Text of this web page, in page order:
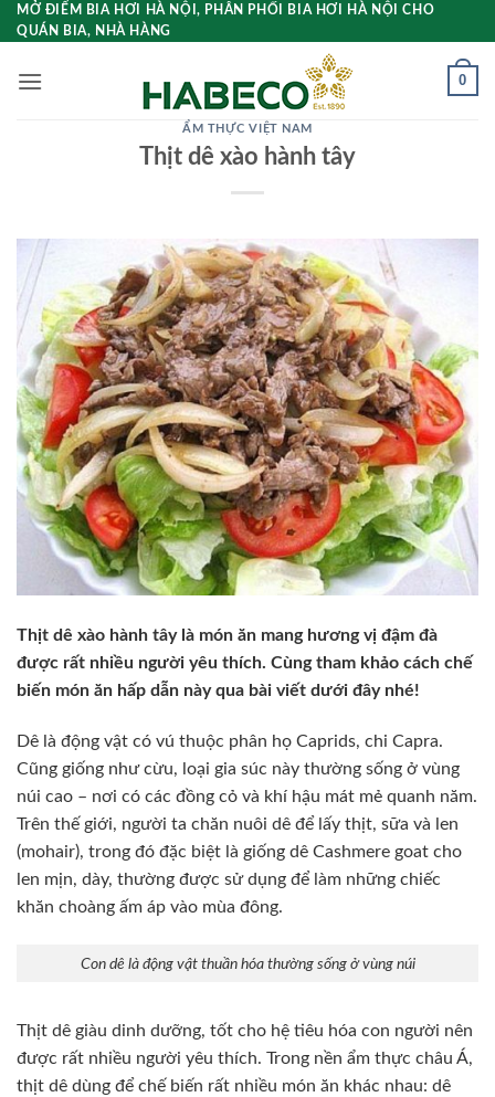
Bỏ
qua
dung
MỞ ĐIỂM BIA HƠI HÀ NỘI, PHÂN PHỐI BIA HƠI HÀ NỘI CHO
QUÁN BIA, NHÀ HÀNG
0
ẨM THỰC VIỆT NAM
Thịt dê xào hành tây
Thịt dê xào hành tây là món ăn mang hương vị đậm đà
được rất nhiều người yêu thích. Cùng tham khảo cách chế
biến món ăn hấp dẫn này qua bài viết dưới đây nhé!
Dê là động vật có vú thuộc phân họ Caprids, chi Capra.
Cũng giống như cừu, loại gia súc này thường sống ở vùng
núi cao – nơi có các đồng cỏ và khí hậu mát mẻ quanh năm.
Trên thế giới, người ta chăn nuôi dê để lấy thịt, sữa và len
(mohair), trong đó đặc biệt là giống dê Cashmere goat cho
len mịn, dày, thường được sử dụng để làm những chiếc
khăn choàng ấm áp vào mùa đông.
Con dê là động vật thuần hóa thường sống ở vùng núi
Thịt dê giàu dinh dưỡng, tốt cho hệ tiêu hóa con người nên
được rất nhiều người yêu thích. Trong nền ẩm thực châu Á,
thịt dê dùng để chế biến rất nhiều món ăn khác nhau: dê